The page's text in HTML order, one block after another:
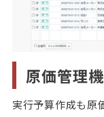
原価管理
実行予算作成も原